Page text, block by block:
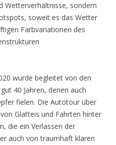
Wetterverhältnisse, sondern
soweit es das Wetter
Farbvariationen des
wurde begleitet von den
40 Jahren, denen auch
fielen. Die Autotour über
Glatteis und Fahrten hinter
die ein Verlassen der
auch von traumhaft klaren